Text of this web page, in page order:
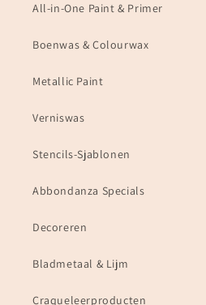
All-in-One Paint & Primer
Boenwas & Colourwax
Metallic Paint
Verniswas
Stencils-Sjablonen
Abbondanza Specials
Decoreren
Bladmetaal & Lijm
Craqueleerproducten